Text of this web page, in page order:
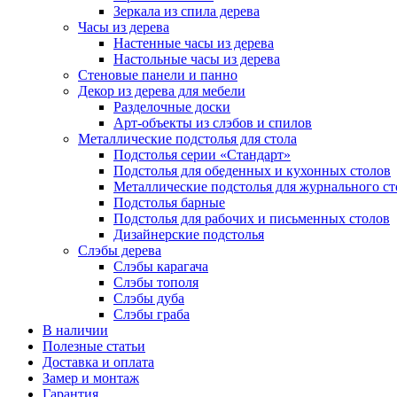
Зеркала из спила дерева
Часы из дерева
Настенные часы из дерева
Настольные часы из дерева
Стеновые панели и панно
Декор из дерева для мебели
Разделочные доски
Арт-объекты из слэбов и спилов
Металлические подстолья для стола
Подстолья серии «Стандарт»
Подстолья для обеденных и кухонных столов
Металлические подстолья для журнального
Подстолья барные
Подстолья для рабочих и письменных столов
Дизайнерские подстолья
Слэбы дерева
Слэбы карагача
Слэбы тополя
Слэбы дуба
Слэбы граба
В наличии
Полезные статьи
Доставка и оплата
Замер и монтаж
Гарантия